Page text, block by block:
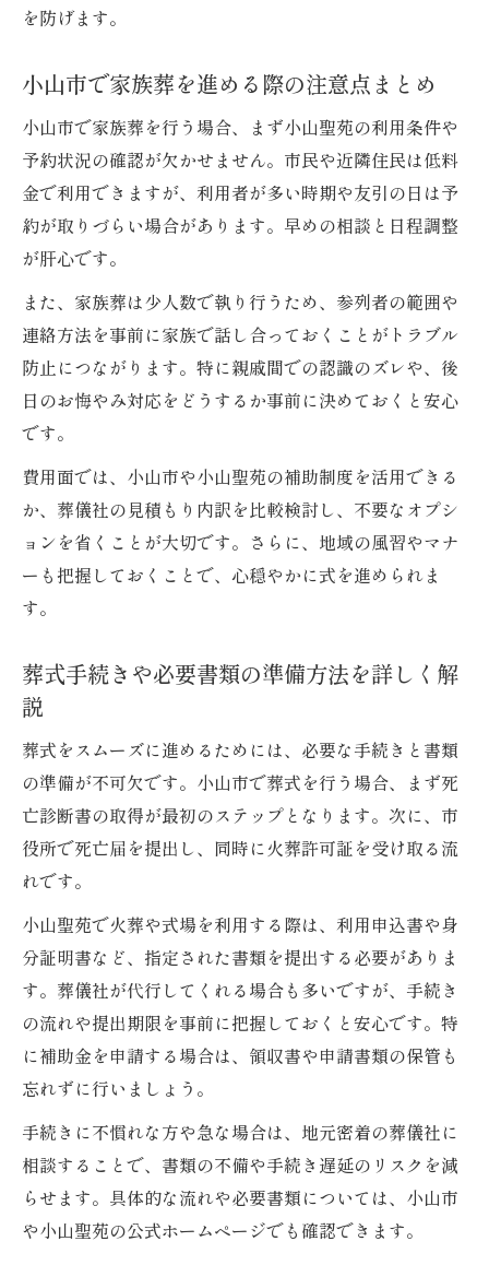
を防げます。
小山市で家族葬を進める際の注意点まとめ
小山市で家族葬を行う場合、まず小山聖苑の利用条件や
予約状況の確認が欠かせません。市民や近隣住民は低料
金で利用できますが、利用者が多い時期や友引の日は予
約が取りづらい場合があります。早めの相談と日程調整
が肝心です。
また、家族葬は少人数で執り行うため、参列者の範囲や
連絡方法を事前に家族で話し合っておくことがトラブル
防止につながります。特に親戚間での認識のズレや、後
日のお悔やみ対応をどうするか事前に決めておくと安心
です。
費用面では、小山市や小山聖苑の補助制度を活用できる
か、葬儀社の見積もり内訳を比較検討し、不要なオプシ
ョンを省くことが大切です。さらに、地域の風習やマナ
ーも把握しておくことで、心穏やかに式を進められま
す。
葬式手続きや必要書類の準備方法を詳しく解
説
葬式をスムーズに進めるためには、必要な手続きと書類
の準備が不可欠です。小山市で葬式を行う場合、まず死
亡診断書の取得が最初のステップとなります。次に、市
役所で死亡届を提出し、同時に火葬許可証を受け取る流
れです。
小山聖苑で火葬や式場を利用する際は、利用申込書や身
分証明書など、指定された書類を提出する必要がありま
す。葬儀社が代行してくれる場合も多いですが、手続き
の流れや提出期限を事前に把握しておくと安心です。特
に補助金を申請する場合は、領収書や申請書類の保管も
忘れずに行いましょう。
手続きに不慣れな方や急な場合は、地元密着の葬儀社に
相談することで、書類の不備や手続き遅延のリスクを減
らせます。具体的な流れや必要書類については、小山市
や小山聖苑の公式ホームページでも確認できます。